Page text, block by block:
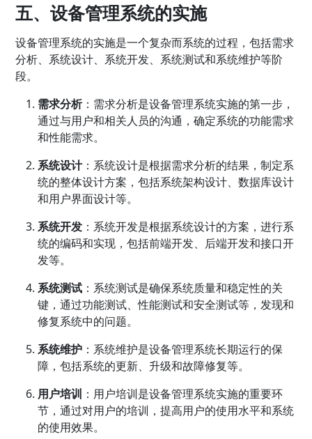
五、设备管理系统的实施
设备管理系统的实施是一个复杂而系统的过程，包括需求
分析、系统设计、系统开发、系统测试和系统维护等阶
段。
需求分析：需求分析是设备管理系统实施的第一步，
通过与用户和相关人员的沟通，确定系统的功能需求
和性能需求。
系统设计：系统设计是根据需求分析的结果，制定系
统的整体设计方案，包括系统架构设计、数据库设计
和用户界面设计等。
系统开发 ：系统开发是根据系统设计的方案，进行系
统的编码和实现，包括前端开发、后端开发和接口开
发等。
系统测试 ：系统测试是确保系统质量和稳定性的关
键，通过功能测试、性能测试和安全测试等，发现和
修复系统中的问题。
系统维护 ：系统维护是设备管理系统长期运行的保
障，包括系统的更新、升级和故障修复等。
用户培训 ：用户培训是设备管理系统实施的重要环
节，通过对用户的培训，提高用户的使用水平和系统
的使用效果。